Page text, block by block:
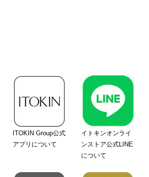
ITOKIN Group公式
アプリについて
イトキンオンライ
ンストア公式LINE
について